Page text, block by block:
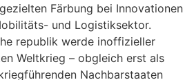
Färbung bei Innovationen
und Logistiksektor.
republik werde inoffizieller
Weltkrieg – obgleich erst als
Nachbarstaaten